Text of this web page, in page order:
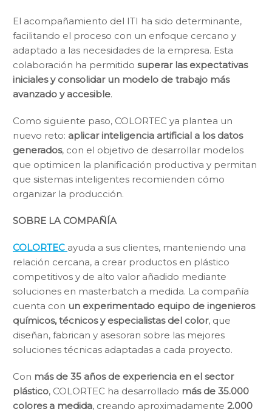
El acompañamiento del ITI ha sido determinante,
facilitando el proceso con un enfoque cercano y
adaptado a las necesidades de la empresa. Esta
colaboración ha permitido superar las expectativas
iniciales y consolidar un modelo de trabajo más
avanzado y accesible.
Como siguiente paso, COLORTEC ya plantea un
nuevo reto: aplicar inteligencia artificial a los datos
generados, con el objetivo de desarrollar modelos
que optimicen la planificación productiva y permitan
que sistemas inteligentes recomienden cómo
organizar la producción.
SOBRE LA COMPAÑÍA
COLORTEC ayuda a sus clientes, manteniendo una
relación cercana, a crear productos en plástico
competitivos y de alto valor añadido mediante
soluciones en masterbatch a medida. La compañía
cuenta con un experimentado equipo de ingenieros
químicos, técnicos y especialistas del color, que
diseñan, fabrican y asesoran sobre las mejores
soluciones técnicas adaptadas a cada proyecto.
Con más de 35 años de experiencia en el sector
plástico, COLORTEC ha desarrollado más de 35.000
colores a medida, creando aproximadamente 2.000